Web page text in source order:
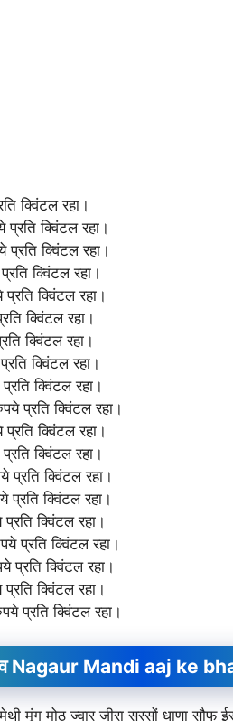
क्विंटल रहा।
क्विंटल रहा।
क्विंटल रहा।
क्विंटल रहा।
क्विंटल रहा।
क्विंटल रहा।
क्विंटल रहा।
क्विंटल रहा।
क्विंटल रहा।
प्रति क्विंटल रहा।
क्विंटल रहा।
क्विंटल रहा।
क्विंटल रहा।
क्विंटल रहा।
क्विंटल रहा।
प्रति क्विंटल रहा।
क्विंटल रहा।
क्विंटल रहा।
प्रति क्विंटल रहा।
Nagaur Mandi aaj ke
मूंग मोठ ज्वार जीरा सरसों धाणा सौफ